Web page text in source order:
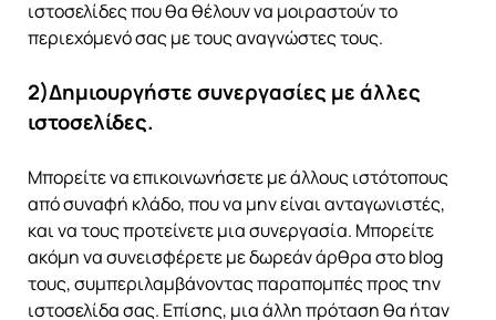
ιστοσελίδες που θα θέλουν να μοιραστούν το
περιεχόμενό σας με τους αναγνώστες τους.
2)Δημιουργήστε συνεργασίες με άλλες
ιστοσελίδες.
Μπορείτε να επικοινωνήσετε με άλλους ιστότοπους
από συναφή κλάδο, που να μην είναι ανταγωνιστές,
και να τους προτείνετε μια συνεργασία. Μπορείτε
ακόμη να συνεισφέρετε με δωρεάν άρθρα στο blog
τους, συμπεριλαμβάνοντας παραπομπές προς την
ιστοσελίδα σας. Επίσης, μια άλλη πρόταση θα ήταν